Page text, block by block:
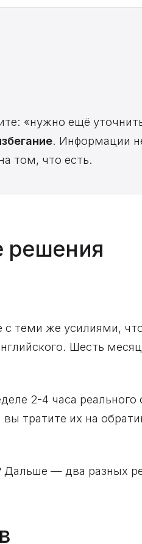
«нужно ещё
. Информации
том, что есть.
решения
теми же усилиями,
Шесть
2-4 часа реального
вы тратите их на
Дальше — два разных